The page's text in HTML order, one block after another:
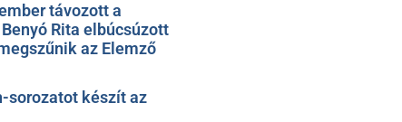
távozott a
Rita elbúcsúzott
az Elemző
sorozatot készít az